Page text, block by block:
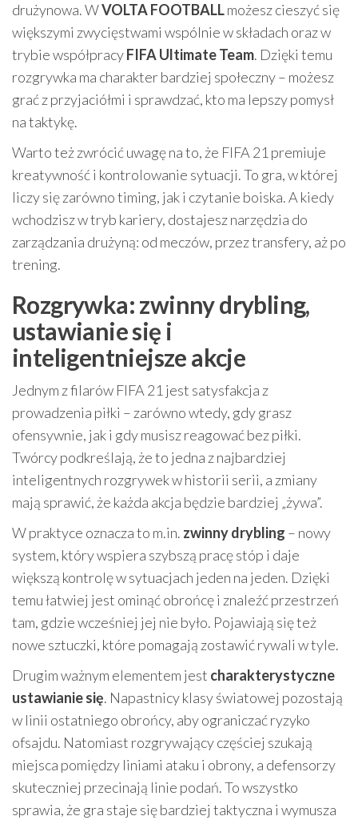
drużynowa. WVOLTA FOOTBALLmożesz cieszyć się
większymi zwycięstwami wspólnie w składach oraz w
trybie współpracyFIFA Ultimate Team. Dzięki temu
rozgrywka ma charakter bardziej społeczny – możesz
grać z przyjaciółmi i sprawdzać, kto ma lepszy pomysł
na taktykę.
Warto też zwrócić uwagę na to, że FIFA 21 premiuje
kreatywność i kontrolowanie sytuacji. To gra, w której
liczy się zarówno timing, jak i czytanie boiska. A kiedy
wchodzisz w tryb kariery, dostajesz narzędzia do
zarządzania drużyną: od meczów, przez transfery, aż po
trening.
Rozgrywka: zwinny drybling,
ustawianie się i
inteligentniejsze akcje
Jednym z filarów FIFA 21 jest satysfakcja z
prowadzenia piłki – zarówno wtedy, gdy grasz
ofensywnie, jak i gdy musisz reagować bez piłki.
Twórcy podkreślają, że to jedna z najbardziej
inteligentnych rozgrywek w historii serii, a zmiany
mają sprawić, że każda akcja będzie bardziej „żywa”.
W praktyce oznacza to m.in. zwinny drybling – nowy
system, który wspiera szybszą pracę stóp i daje
większą kontrolę w sytuacjach jeden na jeden. Dzięki
temu łatwiej jest ominąć obrońcę i znaleźć przestrzeń
tam, gdzie wcześniej jej nie było. Pojawiają się też
nowe sztuczki, które pomagają zostawić rywali w tyle.
Drugim ważnym elementem jest charakterystyczne
ustawianie się. Napastnicy klasy światowej pozostają
w linii ostatniego obrońcy, aby ograniczać ryzyko
ofsajdu. Natomiast rozgrywający częściej szukają
miejsca pomiędzy liniami ataku i obrony, a defensorzy
skuteczniej przecinają linie podań. To wszystko
sprawia, że gra staje się bardziej taktyczna i wymusza